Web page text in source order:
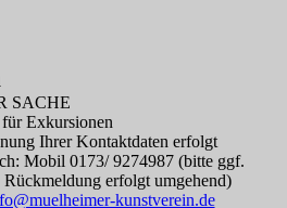
SACHE
Exkursionen
Ihrer Kontaktdaten erfolgt
Mobil 0173/ 9274987 (bitte ggf.
erfolgt umgehend)
kunstverein.de